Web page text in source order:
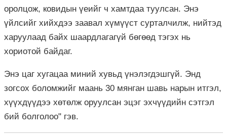
оролцож, ковидын үеийг ч хамтдаа туулсан. Энэ
үйлсийг хийхдээ заавал хүмүүст сурталчилж, нийтэд
харуулаад байх шаардлагагүй бөгөөд тэгэх нь
хориотой байдаг.
Энэ цаг хугацаа миний хувьд үнэлэгдэшгүй. Энд
зогсох боломжийг маань 30 мянган шавь нарын итгэл,
хүүхдүүдээ хөтөлж оруулсан эцэг эхчүүдийн сэтгэл
бий болголоо" гэв.